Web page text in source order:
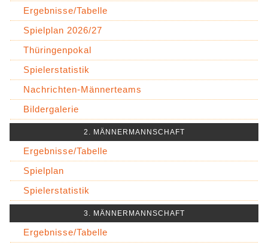
Ergebnisse/Tabelle
Spielplan 2026/27
Thüringenpokal
Spielerstatistik
Nachrichten-Männerteams
Bildergalerie
2. MÄNNERMANNSCHAFT
Ergebnisse/Tabelle
Spielplan
Spielerstatistik
3. MÄNNERMANNSCHAFT
Ergebnisse/Tabelle